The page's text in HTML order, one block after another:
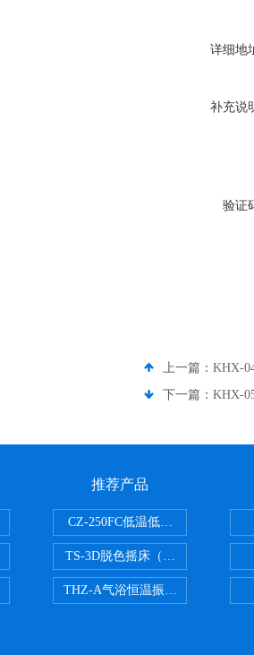
详细地
补充说
验证
上一篇： KHX-
下一篇： KHX-
推荐产品
CZ-250FC低温低湿种子储藏柜
TS-3D脱色摇床（三维运动）
THZ-A气浴恒温振荡器